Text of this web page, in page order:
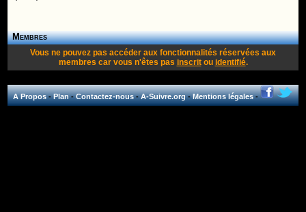
Membres
Vous ne pouvez pas accéder aux fonctionnalités réservées aux
membres car vous n'êtes pas inscritou identifié.
A Propos-Plan-Contactez-nous-A-Suivre.org-Mentions légales-